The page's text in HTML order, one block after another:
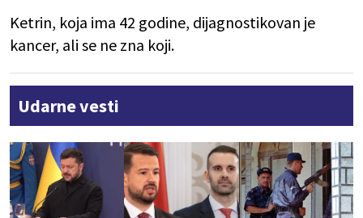
Ketrin, koja ima 42 godine, dijagnostikovan je
kancer, ali se ne zna koji.
Udarne vesti